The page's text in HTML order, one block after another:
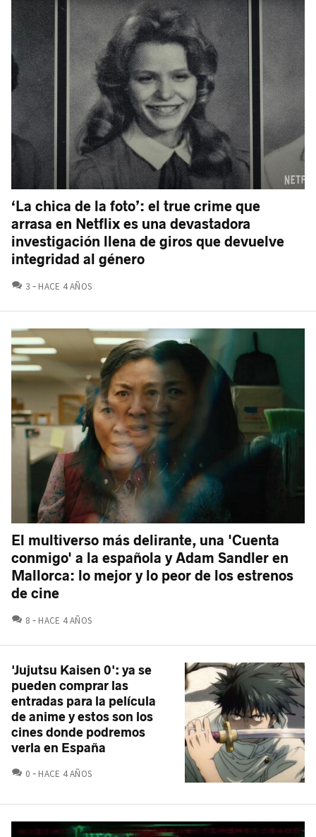
‘La chica de la foto’: el true crime que
arrasa en Netflix es una devastadora
investigación llena de giros que devuelve
integridad al género
3 COMENTARIOS
HACE 4 AÑOS
El multiverso más delirante, una 'Cuenta
conmigo' a la española y Adam Sandler en
Mallorca: lo mejor y lo peor de los estrenos
de cine
8 COMENTARIOS
HACE 4 AÑOS
'Jujutsu Kaisen 0': ya se
pueden comprar las
entradas para la película
de anime y estos son los
cines donde podremos
verla en España
0 COMENTARIOS
HACE 4 AÑOS